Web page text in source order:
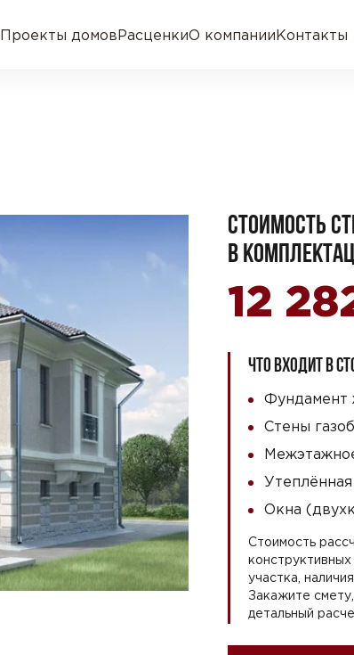
Проекты домовРасценкиО компанииКонтакты
СТОИМОСТЬ
В
12
ЧТО ВХОДИТ В
Фундамент
Стены
Окна
Стоимость
участка,
Закажите
детальный